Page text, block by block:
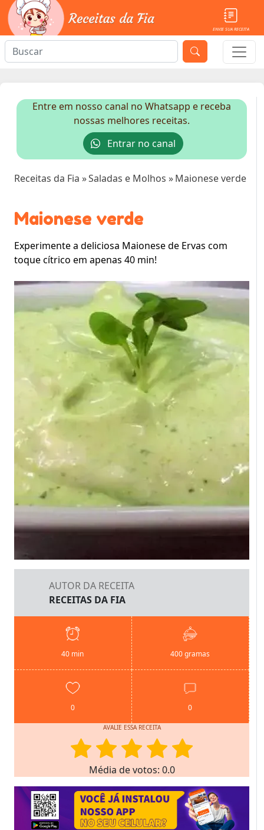
ENVIE SUA RECEITA
Entre em nosso canal no Whatsapp e receba
nossas melhores receitas.
Entrar no canal
Receitas da Fia »Saladas e Molhos »Maionese verde
Maionese verde
Experimente a deliciosa Maionese de Ervas com
toque cítrico em apenas 40 min!
AUTOR DA RECEITA
RECEITAS DA FIA
40 min 400 gramas
0 0
AVALIE ESSA RECEITA
Média de votos: 0.0